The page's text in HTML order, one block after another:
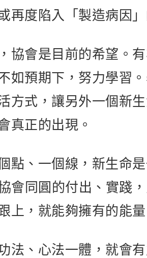
再度陷入「製造病因」
協會是目前的希望。
如預期下，努力學習
方式，讓另外一個新
真正的出現。
點、一個線，新生命
會同圓的付出、實踐
上，就能夠擁有的能量
法、心法一體，就會